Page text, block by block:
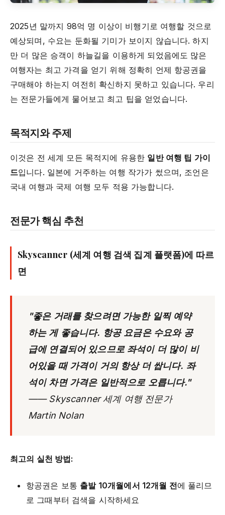
2025년 말까지 98억 명 이상이 비행기로 여행할 것으로
예상되며, 수요는 둔화될 기미가 보이지 않습니다. 하지
만 더 많은 승객이 하늘길을 이용하게 되었음에도 많은
여행자는 최고 가격을 얻기 위해 정확히 언제 항공권을
구매해야 하는지 여전히 확신하지 못하고 있습니다. 우리
는 전문가들에게 물어보고 최고 팁을 얻었습니다.
목적지와 주제
이것은 전 세계 모든 목적지에 유용한 일반 여행 팁 가이
드입니다. 일본에 거주하는 여행 작가가 썼으며, 조언은
국내 여행과 국제 여행 모두 적용 가능합니다.
전문가 핵심 추천
Skyscanner (세계 여행 검색 집계 플랫폼)에 따르
면
"좋은 거래를 찾으려면 가능한 일찍 예약
하는 게 좋습니다. 항공 요금은 수요와 공
급에 연결되어 있으므로 좌석이 더 많이 비
어있을 때 가격이 거의 항상 더 쌉니다. 좌
석이 차면 가격은 일반적으로 오릅니다."
—— Skyscanner 세계 여행 전문가
Martin Nolan
최고의 실천 방법:
항공권은 보통 출발 10개월에서 12개월 전에 풀리므
로 그때부터 검색을 시작하세요